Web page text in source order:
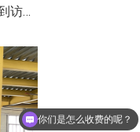
河南邦恩 | 跨国携手谋合作 蒙古国客户到访河南邦恩实地考察洽谈
你们是怎么收费的呢？